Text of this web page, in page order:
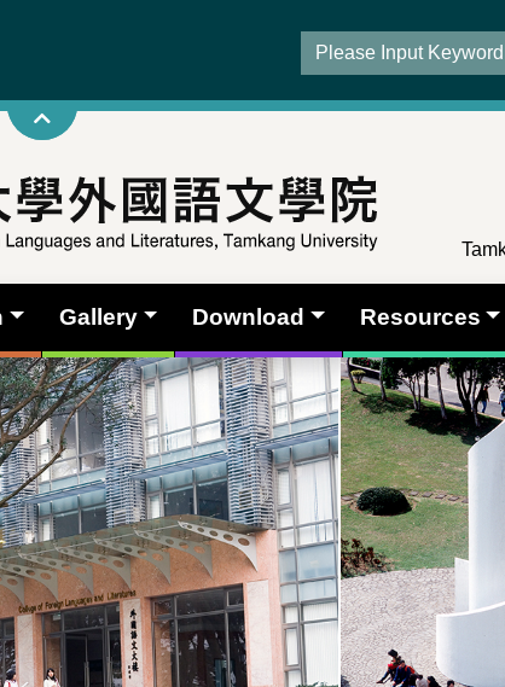
Gallery Download Resources